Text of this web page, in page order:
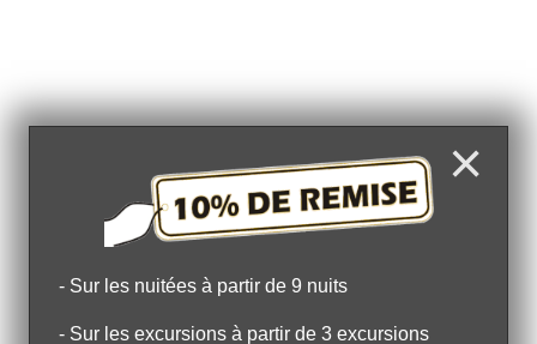
×
- Sur les nuitées à partir de 9 nuits
- Sur les excursions à partir de 3 excursions